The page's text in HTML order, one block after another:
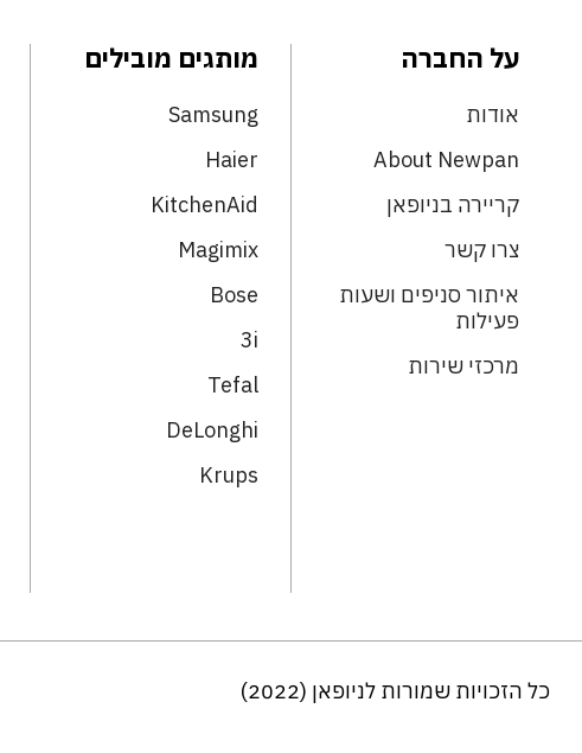
על החברה
אודות
About Newpan
קריירה בניופאן
צרו קשר
איתור סניפים ושעות
פעילות
מרכזי שירות
מותגים מובילים
Samsung
Haier
KitchenAid
Magimix
Bose
3i
Tefal
DeLonghi
Krups
כל הזכויות שמורות לניופאן (2022)